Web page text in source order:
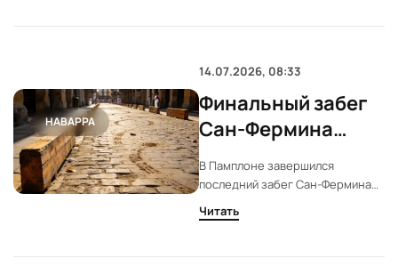
НАВАРРА
14.07.2026, 08:33
Финальный забег
Сан-Фермина
2026: опасные
быки Jandilla в
Памплоне
В Памплоне завершился
последний забег Сан-Фермина
2026 года. По улицам прошли
быки Jandilla, известные своей
Читать